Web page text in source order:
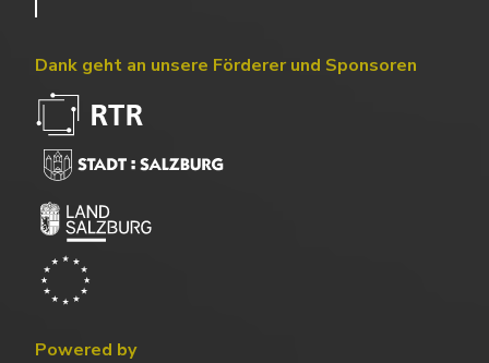
Dank geht an unsere Förderer und Sponsoren
Powered by